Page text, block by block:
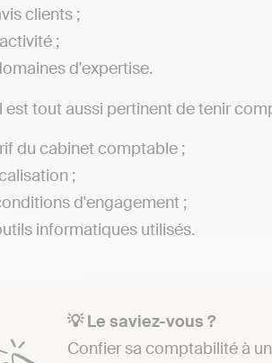
clients ;
;
d'expertise.
est tout aussi pertinent de tenir
du cabinet comptable ;
;
d'engagement ;
informatiques utilisés.
💡 Le saviez-vous ?
Confier sa comptabilité à